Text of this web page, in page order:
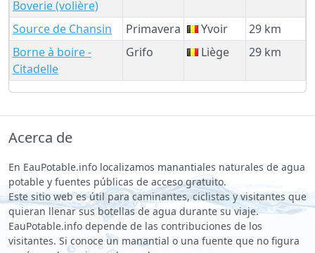
Boverie (volière)
Source de Chansin Primavera Yvoir
29 km
Borne à boire -
Citadelle
Grifo Liège 29 km
Acerca de
En EauPotable.info localizamos manantiales naturales de agua
potable y fuentes públicas de acceso gratuito.
Este sitio web es útil para caminantes, ciclistas y visitantes que
quieran llenar sus botellas de agua durante su viaje.
EauPotable.info depende de las contribuciones de los
visitantes. Si conoce un manantial o una fuente que no figura